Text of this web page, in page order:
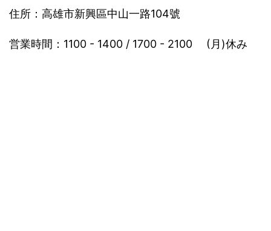
住所：高雄市新興區中山一路104號
営業時間：1100 - 1400 / 1700 - 2100 (月)休み